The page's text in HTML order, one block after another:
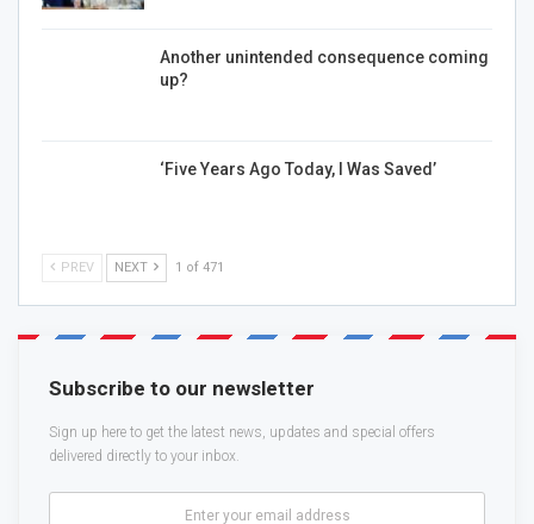
Another unintended consequence coming
up?
‘Five Years Ago Today, I Was Saved’
PREV NEXT 1 of 471
Subscribe to our newsletter
Sign up here to get the latest news, updates and special offers
delivered directly to your inbox.